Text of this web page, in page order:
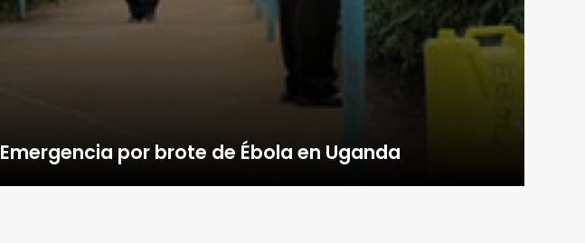
Emergencia por brote de Ébola en Uganda